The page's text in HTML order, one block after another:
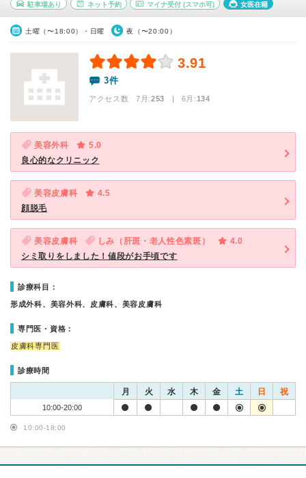
駐車場あり ネット予約 マイナ受付 (スマホ可) 女医在籍
土曜（〜18:00）・日曜 夜（〜20:00）
3.91
3件
アクセス数 7月:253 | 6月:134
美容外科
5.0
良心的なクリニック
美容皮膚科
4.5
顔脱毛
美容皮膚科 しみ（肝斑・老人性色素斑）
4.0
シミ取りをしました！値段がお手頃です
診療科目：
形成外科、美容外科、皮膚科、美容皮膚科
専門医・資格：
皮膚科専門医
診療時間
月 火 水 木 金 土 日 祝
10:00-20:00
10:00-18:00